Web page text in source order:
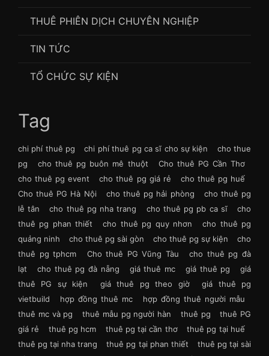
THUÊ PHIÊN DỊCH CHUYÊN NGHIỆP
TIN TỨC
TỔ CHỨC SỰ KIỆN
Tag
chi phí thuê pg chi phí thuê pg ca sĩ cho sự kiện
cho thue
pg
cho thuê pg buôn mê thuột
Cho thuê PG Cần Thơ
cho thuê pg event
cho thuê pg giá rẻ
cho thuê pg huế
Cho thuê PG Hà Nội
cho thuê pg hải phòng
cho thuê pg
lễ tân
cho thuê pg nha trang cho thuê pg pb ca sĩ
cho
thuê pg phan thiết
cho thuê pg quy nhơn
cho thuê pg
quảng ninh
cho thuê pg sài gòn cho thuê pg sự kiện
cho
thuê pg tphcm
Cho thuê PG Vũng Tàu
cho thuê pg đà
lạt
cho thuê pg đà nẵng giá thuê mc giá thuê pg
giá
thuê PG sự kiện
giá thuê pg theo giờ
giá thuê pg
vietbuild
hợp đồng thuê mc
hợp đồng thuê người mẫu
thuê mc và pg
thuê mẫu pg người hàn thuê pg
thuê PG
giá rẻ
thuê pg hcm thuê pg tại cần thơ
thuê pg tại huế
thuê pg tại nha trang
thuê pg tại phan thiết
thuê pg tại sài